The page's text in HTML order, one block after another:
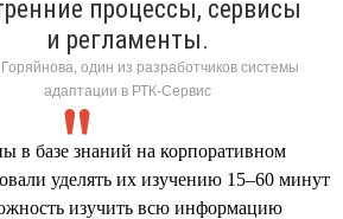
процессы, сервисы
и регламенты.
один из разработчиков системы
адаптации в РТК-Сервис
в базе знаний на корпоративном
уделять их изучению 15–60 минут
изучить всю информацию